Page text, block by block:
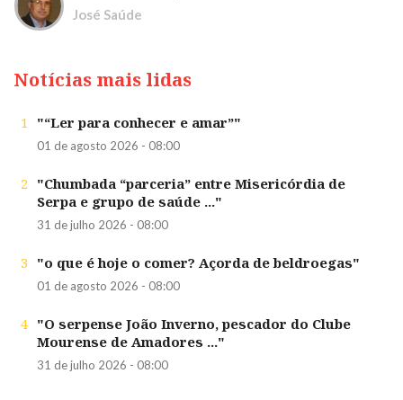
José Saúde
Notícias mais lidas
1 "“Ler para conhecer e amar”"
01 de agosto 2026 - 08:00
2 "Chumbada “parceria” entre Misericórdia de
Serpa e grupo de saúde ..."
31 de julho 2026 - 08:00
3 "o que é hoje o comer? Açorda de beldroegas"
01 de agosto 2026 - 08:00
4 "O serpense João Inverno, pescador do Clube
Mourense de Amadores ..."
31 de julho 2026 - 08:00